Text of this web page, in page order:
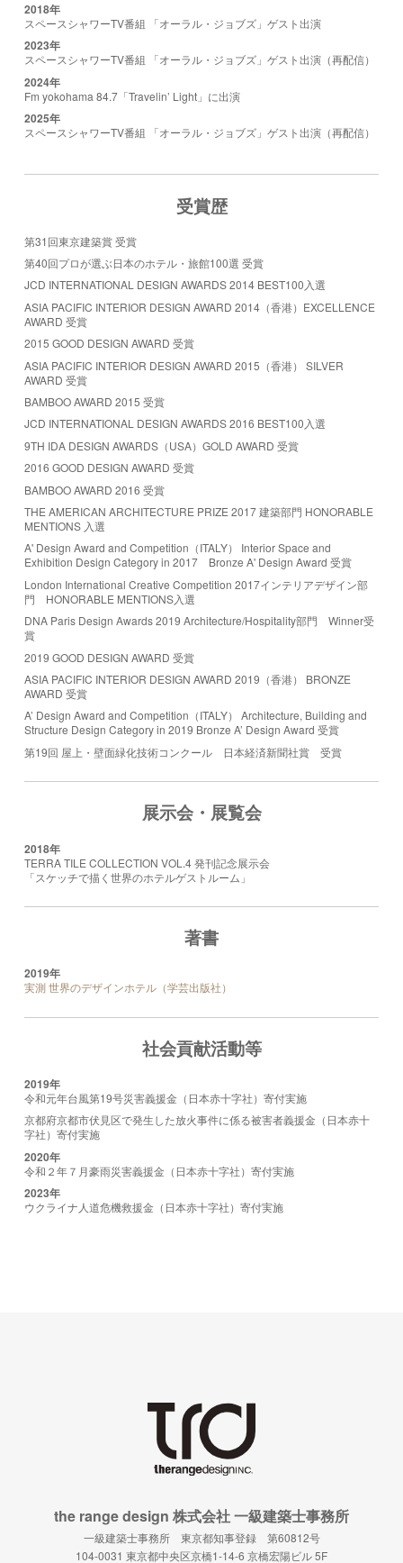
2018年
スペースシャワーTV番組 「オーラル・ジョブズ」ゲスト出演
2023年
スペースシャワーTV番組 「オーラル・ジョブズ」ゲスト出演（再配信）
2024年
Fm yokohama 84.7「Travelin’ Light」に出演
2025年
スペースシャワーTV番組 「オーラル・ジョブズ」ゲスト出演（再配信）
受賞歴
第31回東京建築賞 受賞
第40回プロが選ぶ日本のホテル・旅館100選 受賞
JCD INTERNATIONAL DESIGN AWARDS 2014 BEST100入選
ASIA PACIFIC INTERIOR DESIGN AWARD 2014（香港）EXCELLENCE
AWARD 受賞
2015 GOOD DESIGN AWARD 受賞
ASIA PACIFIC INTERIOR DESIGN AWARD 2015（香港） SILVER
AWARD 受賞
BAMBOO AWARD 2015 受賞
JCD INTERNATIONAL DESIGN AWARDS 2016 BEST100入選
9TH IDA DESIGN AWARDS（USA）GOLD AWARD 受賞
2016 GOOD DESIGN AWARD 受賞
BAMBOO AWARD 2016 受賞
THE AMERICAN ARCHITECTURE PRIZE 2017 建築部門 HONORABLE
MENTIONS 入選
A' Design Award and Competition（ITALY） Interior Space and
Exhibition Design Category in 2017 Bronze A' Design Award 受賞
London International Creative Competition 2017インテリアデザイン部
門 HONORABLE MENTIONS入選
DNA Paris Design Awards 2019 Architecture/Hospitality部門 Winner受
賞
2019 GOOD DESIGN AWARD 受賞
ASIA PACIFIC INTERIOR DESIGN AWARD 2019（香港） BRONZE
AWARD 受賞
A’ Design Award and Competition（ITALY） Architecture, Building and
Structure Design Category in 2019 Bronze A’ Design Award 受賞
第19回 屋上・壁面緑化技術コンクール 日本経済新聞社賞 受賞
展示会・展覧会
2018年
TERRA TILE COLLECTION VOL.4 発刊記念展示会
「スケッチで描く世界のホテルゲストルーム」
著書
2019年
実測 世界のデザインホテル（学芸出版社）
社会貢献活動等
2019年
令和元年台風第19号災害義援金（日本赤十字社）寄付実施
京都府京都市伏見区で発生した放火事件に係る被害者義援金（日本赤十
字社）寄付実施
2020年
令和２年７月豪雨災害義援金（日本赤十字社）寄付実施
2023年
ウクライナ人道危機救援金（日本赤十字社）寄付実施
the range design 株式会社 一級建築士事務所
一級建築士事務所 東京都知事登録 第60812号
104-0031 東京都中央区京橋1-14-6 京橋宏陽ビル 5F